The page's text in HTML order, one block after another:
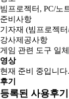
빔프로젝터, PC/노
준비사항
기자재 (빔프로젝
강사제공사항
게임 관련 도구 일체
영상
현재 준비 중입니다.
후기
등록된 사용후기